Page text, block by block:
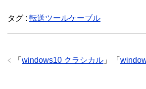
タグ : 転送ツールケーブル
「
「 windows10 クラシカル 」